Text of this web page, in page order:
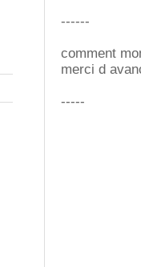
------
comment
merci d
-----